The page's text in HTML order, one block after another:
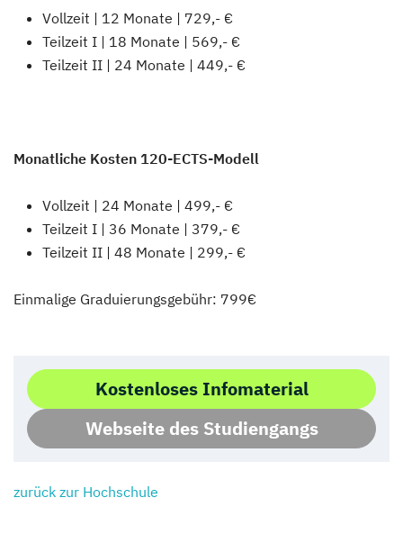
Vollzeit | 12 Monate | 729,- €
Teilzeit I | 18 Monate | 569,- €
Teilzeit II | 24 Monate | 449,- €
Monatliche Kosten 120-ECTS-Modell
Vollzeit | 24 Monate | 499,- €
Teilzeit I | 36 Monate | 379,- €
Teilzeit II | 48 Monate | 299,- €
Einmalige Graduierungsgebühr: 799€
Kostenloses Infomaterial
Webseite des Studiengangs
zurück zur Hochschule